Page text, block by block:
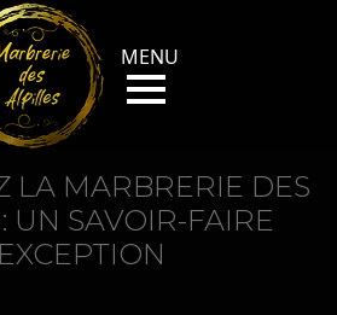
LA MARBRERIE DES
UN SAVOIR-FAIRE